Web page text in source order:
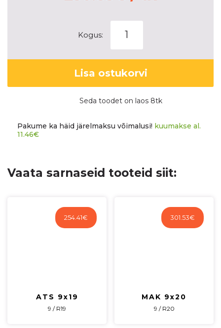
Kogus:
AuvoraX
dark-
grey
9x20
5x112
ET38
R14
902038PO17-
6
Lisa ostukorvi
Seda toodet on laos 8tk
Pakume ka häid järelmaksu võimalusi! kuumakse al.
11.46€
Vaata sarnaseid tooteid siit:
254.41€
ATS 9x19
9 / R19
301.53€
MAK 9x20
9 / R20